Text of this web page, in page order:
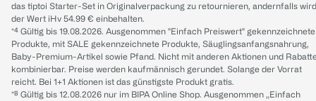
das tiptoi Starter-Set in Originalverpackung zu retournieren, andernfalls wird
der Wert iHv 54.99 € einbehalten.
*⁴ Gültig bis 19.08.2026. Ausgenommen "Einfach Preiswert" gekennzeichnete
Produkte, mit SALE gekennzeichnete Produkte, Säuglingsanfangsnahrung,
Baby-Premium-Artikel sowie Pfand. Nicht mit anderen Aktionen und
kombinierbar. Preise werden kaufmännisch gerundet. Solange der Vorrat
reicht. Bei 1+1 Aktionen ist das günstigste Produkt gratis.
*⁸ Gültig bis 12.08.2026 nur im BIPA Online Shop. Ausgenommen „Einfach